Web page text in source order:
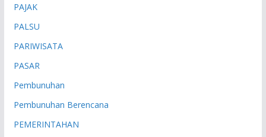
PAJAK
PALSU
PARIWISATA
PASAR
Pembunuhan
Pembunuhan Berencana
PEMERINTAHAN